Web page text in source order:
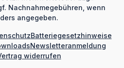
Nachnahmegebühren, wenn
angegeben.
Batteriegesetzhinweise
Newsletteranmeldung
widerrufen